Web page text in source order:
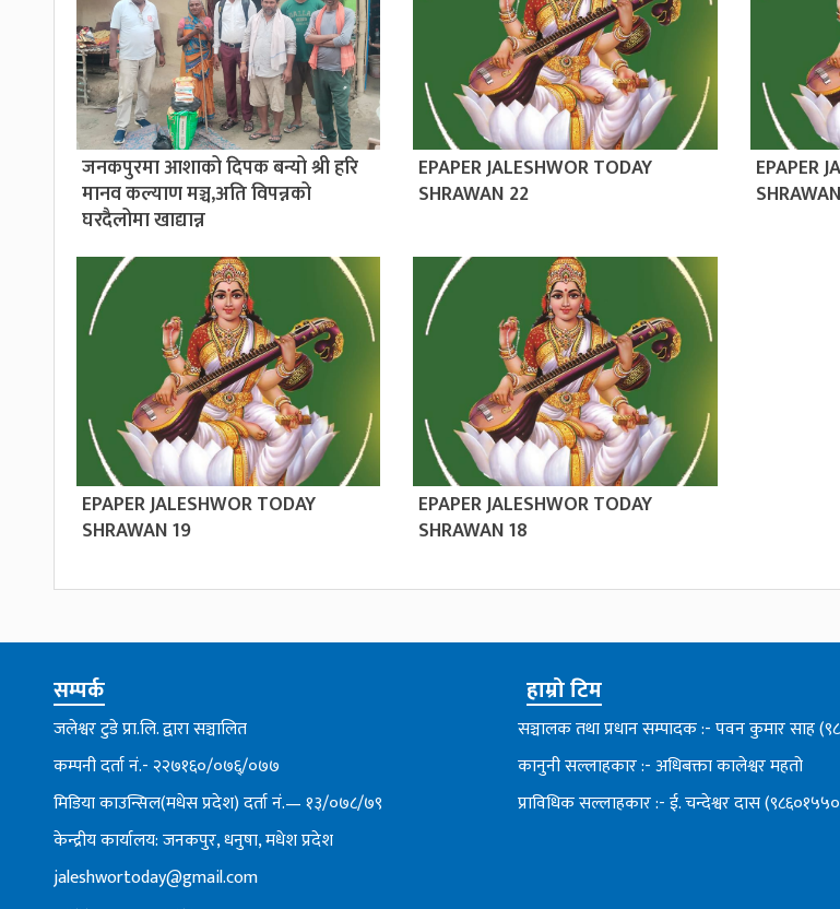
जनकपुरमा आशाको दिपक बन्यो श्री हरि
मानव कल्याण मञ्च,अति विपन्नको
घरदैलोमा खाद्यान्न
EPAPER JALESHWOR TODAY
SHRAWAN 22
EPAPER
EPAPER JALESHWOR TODAY
SHRAWAN 19
EPAPER JALESHWOR TODAY
SHRAWAN 18
सम्पर्क
जलेश्वर टुडे प्रा.लि. द्वारा सञ्चालित
कम्पनी दर्ता नं.- २२७१६०/०७६्/०७७
मिडिया काउन्सिल(मधेस प्रदेश) दर्ता नं.— १३/०७८/७९
केन्द्रीय कार्यालय: जनकपुर, धनुषा, मधेश प्रदेश
jaleshwortoday@gmail.com
हाम्रो टिम
सञ्चालक तथा प्रधान सम्पादक :- पवन कुमार साह
कानुनी सल्लाहकार :- अधिबक्ता कालेश्वर महतो
प्राविधिक सल्लाहकार :- ई. चन्देश्वर दास